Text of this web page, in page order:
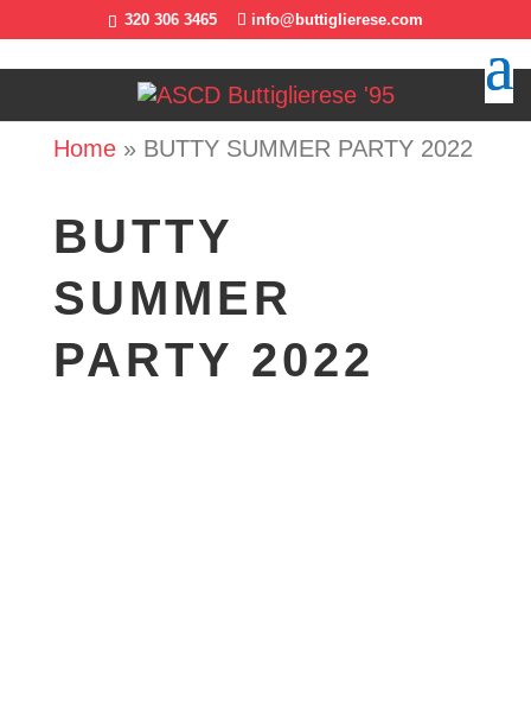
320 306 3465 info@buttiglierese.com
Home» BUTTY SUMMER PARTY 2022
BUTTY
SUMMER
PARTY 2022